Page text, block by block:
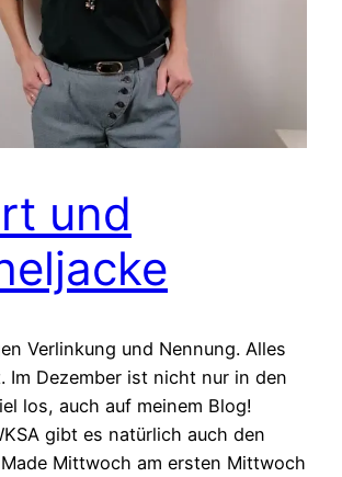
und
Verlinkung und Nennung. Alles
Im Dezember ist nicht nur in den
los, auch auf meinem Blog!
gibt es natürlich auch den
Mittwoch am ersten Mittwoch